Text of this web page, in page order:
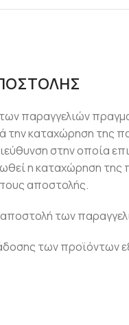
παραγγελιών
την καταχώρηση της
στην οποία
η καταχώρηση της
αποστολής.
αποστολή των
των προϊόντων